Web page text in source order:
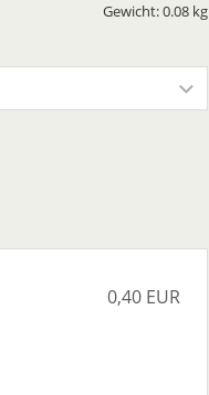
Gewicht: 0.08 kg
0,40 EUR